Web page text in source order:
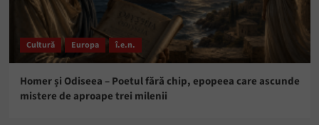
Cultură Europa î.e.n.
Homer și Odiseea – Poetul fără chip, epopeea care ascunde
mistere de aproape trei milenii